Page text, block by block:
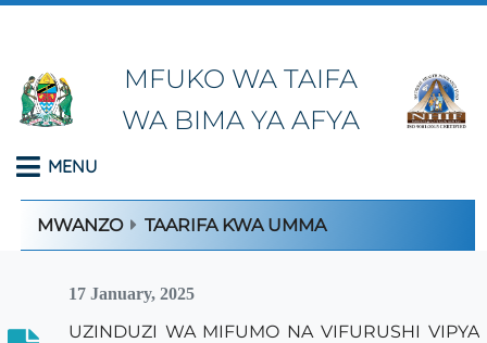
MFUKO WA TAIFA
WA BIMA YA AFYA
MENU
MWANZO TAARIFA KWA UMMA
17 January, 2025
UZINDUZI WA MIFUMO NA VIFURUSHI VIPYA